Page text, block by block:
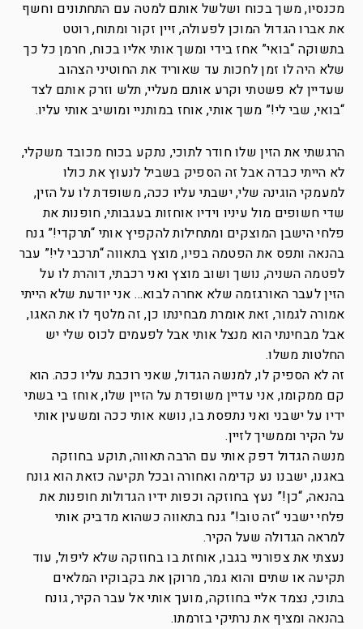
מכנסיו, משך בכוח ושלשל אותם למטה עם התחתונים וחשף
את אברו הגדול המוכן לפעולה, זיין זקור ומתוח, רוטט
בתשוקה “בואי” אחז בידי ומשך אותי אליו בכוח, חרמן כל כך
שלא היה לו זמן לחכות עד שאוריד את החוטיני הצהוב
שעדיין לא פשטתי וקרע אותם מעליי, תלש וזרק אותם לצד
“בואי, שבי לי!” משך אותי, אוחז במותניי ומושיב אותי עליו.
הרגשתי את הזין שלו חודר לתוכי, נתקע בכוח מכובד משקלי,
לא הייתי כבדה אבל זה הספיק בשביל לנעוץ את כולו
למעמקי הוגינה שלי, ישבתי עליו ככה, משופדת לו על הזין,
שדי חשופים מול עיניו וידיו אוחזות בעגבותי, חופנות את
פלחי הישבן המוצקים ומתחילות להקפיץ אותי “תרקדי!” גנח
בהנאה ותפס את הפטמה בפיו, מוצץ בתאווה “תרכבי לי!” עבר
לפטמה השניה, נושך ושוב מוצץ ואני רכבתי, דוהרת לו על
הזין לעבר האורגזמה שלא אחרה לבוא… אני יודעת שלא הייתי
אמורה לגמור, זאת אומרת מבחינתו כן, זה מלטף לו את האגו,
אבל מבחינתי הוא מנצל אותי אבל לפעמים לכוס שלי יש
החלטות משלו.
זה לא הספיק לו, למנשה הגדול, שאני רוכבת עליו ככה. הוא
קם ממקומו, אני עדיין משופדת על הזיין שלו, אוחז בי בשתי
ידיו על ישבני ואני נתפסת בו, נושא אותי ככה ומשעין אותי
על הקיר וממשיך לזיין.
מנשה הגדול דפק אותי עם הרבה תאווה, תוקע בחוזקה
באגנו, ישבנו נע קדימה ואחורה ובכל תקיעה כזאת הוא גונח
בהנאה, “כן!” נעץ בחוזקה וכפות ידיו הגדולות חופנות את
פלחי ישבני “זה טוב!” גנח בתאווה כשהוא מדביק אותי
למראה הגדולה שעל הקיר.
נעצתי את צפורניי בגבו, אוחזת בו בחוזקה שלא ליפול, עוד
תקיעה או שתים והוא גמר, מרוקן את בקבוקיו המלאים
בתוכי, נצמד אליי בחוזקה, מועך אותי אל עבר הקיר, גונח
בהנאה ומציף את נרתיקי בזרמתו.